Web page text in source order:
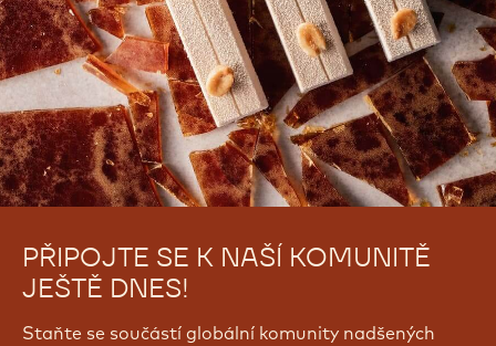
PŘIPOJTE SE K NAŠÍ KOMUNITĚ
JEŠTĚ DNES!
Staňte se součástí globální komunity nadšených